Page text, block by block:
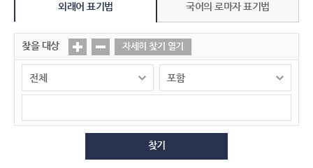
외래어 표기법 국어의 로마자 표기법
찾을 대상 자세히 찾기 열기
찾기